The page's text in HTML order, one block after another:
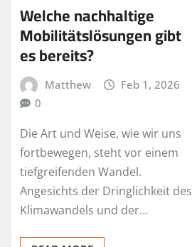
Welche nachhaltige
Mobilitätslösungen gibt
es bereits?
Matthew
Feb 1, 2026
0
Die Art und Weise, wie wir uns
fortbewegen, steht vor einem
tiefgreifenden Wandel.
Angesichts der Dringlichkeit des
Klimawandels und der…